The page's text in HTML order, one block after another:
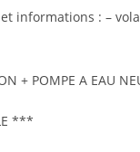
informations : –
+ POMPE A EAU
***